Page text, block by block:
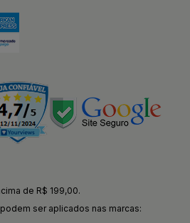
de R$ 199,00.
ser aplicados nas marcas: